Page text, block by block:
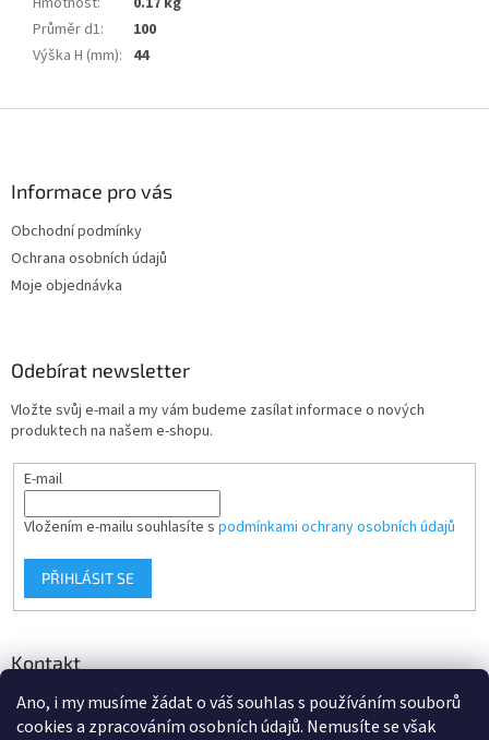
Ano, i my musíme žádat o váš souhlas s používáním souborů
cookies a zpracováním osobních údajů. Nemusíte se však
Průměr d1:
100
Výška H (mm): 44
Informace pro vás
Obchodní podmínky
Ochrana osobních údajů
Moje objednávka
Odebírat newsletter
Vložte svůj e-mail a my vám budeme zasílat informace o nových
produktech na našem e-shopu.
E-mail
Vložením e-mailu souhlasíte s podmínkami ochrany osobních údajů
PŘIHLÁSIT SE
Kontakt
info@d-klima.cz